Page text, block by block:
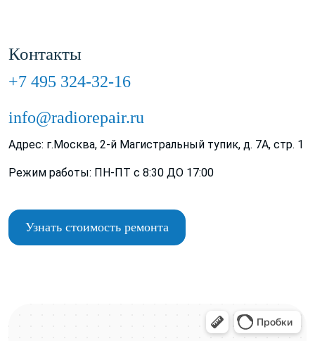
Контакты
+7 495 324-32-16
info@radiorepair.ru
Адрес: г.Москва, 2-й Магистральный тупик, д. 7А, стр. 1
Режим работы: ПН-ПТ с 8:30 ДО 17:00
Узнать стоимость ремонта